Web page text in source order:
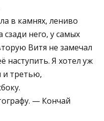
в камнях, лениво
него, у самых
Витя не замечал
наступить. Я хотел уж
и третью,
— Кончай